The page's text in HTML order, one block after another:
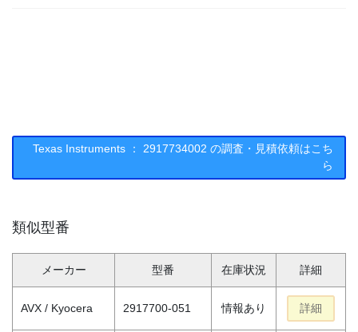
Texas Instruments ： 2917734002 の調査・見積依頼はこち
ら
類似型番
メーカー 型番 在庫状況 詳細
AVX / Kyocera 2917700-051 情報あり 詳細